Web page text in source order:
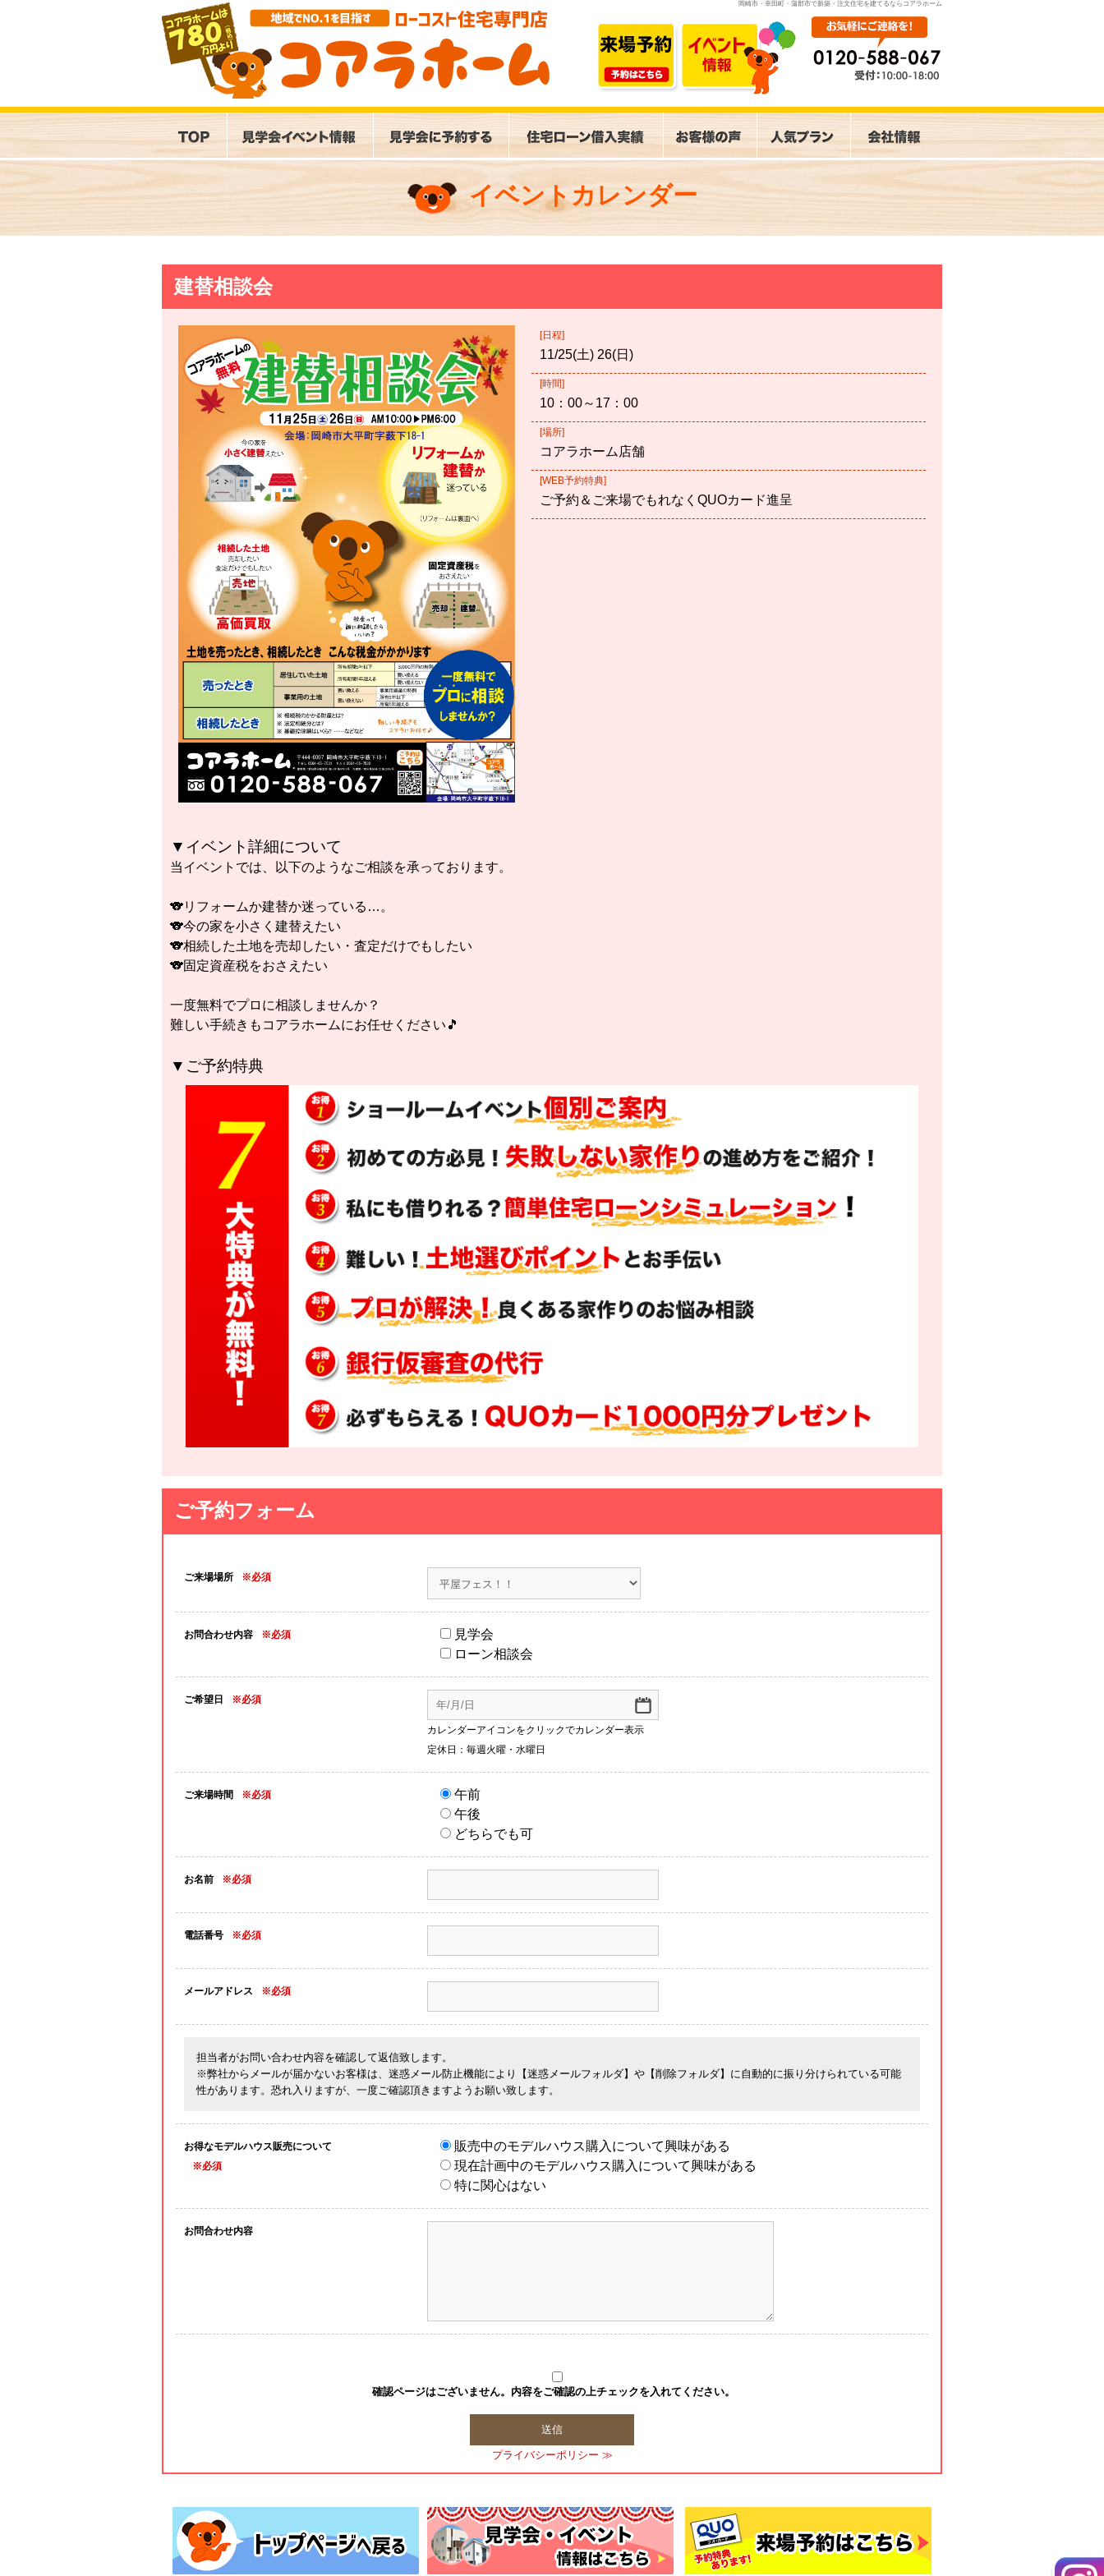
岡崎市・幸田町・蒲郡市で新築・注文住宅を建てるならコアラホーム
イベントカレンダー
建替相談会
[日程]
11/25(土) 26(日)
[時間]
10：00～17：00
[場所]
コアラホーム店舗
[WEB予約特典]
ご予約＆ご来場でもれなくQUOカード進呈
▼イベント詳細について
当イベントでは、以下のようなご相談を承っております。
🐨リフォームか建替か迷っている…。
🐨今の家を小さく建替えたい
🐨相続した土地を売却したい・査定だけでもしたい
🐨固定資産税をおさえたい
一度無料でプロに相談しませんか？
難しい手続きもコアラホームにお任せください🎵
▼ご予約特典
ご予約フォーム
ご来場場所 ※必須
お問合わせ内容 ※必須
見学会
ローン相談会
ご希望日 ※必須
カレンダーアイコンをクリックでカレンダー表示
定休日：毎週火曜・水曜日
ご来場時間 ※必須
午前
午後
どちらでも可
お名前 ※必須
電話番号 ※必須
メールアドレス ※必須
担当者がお問い合わせ内容を確認して返信致します。
※弊社からメールが届かないお客様は、迷惑メール防止機能により【迷惑メールフォルダ】や【削除フォルダ】に自動的に振り分けられている可能
性があります。恐れ入りますが、一度ご確認頂きますようお願い致します。
お得なモデルハウス販売について
※必須
販売中のモデルハウス購入について興味がある
現在計画中のモデルハウス購入について興味がある
特に関心はない
お問合わせ内容
確認ページはございません。内容をご確認の上チェックを入れてください。
プライバシーポリシー ≫